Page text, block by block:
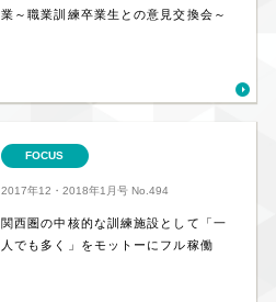
業～職業訓練卒業生との意見交換会～
FOCUS
2017年12・2018年1月号No.494
関西圏の中核的な訓練施設として「一
人でも多く」をモットーにフル稼働